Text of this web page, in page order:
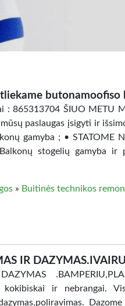
865313704 ŠIUO METU
paslaugas įsigyti ir
gamyba ; • STATOME
stogelių gamyba ir
» Buitinės technikos
IR
kokibiskai ir nebrangai.